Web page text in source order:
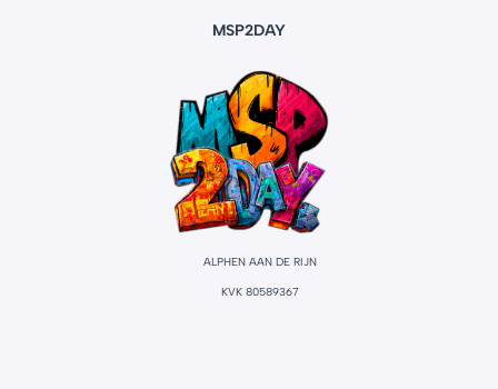
MSP2DAY
ALPHEN AAN DE RIJN
KVK 80589367